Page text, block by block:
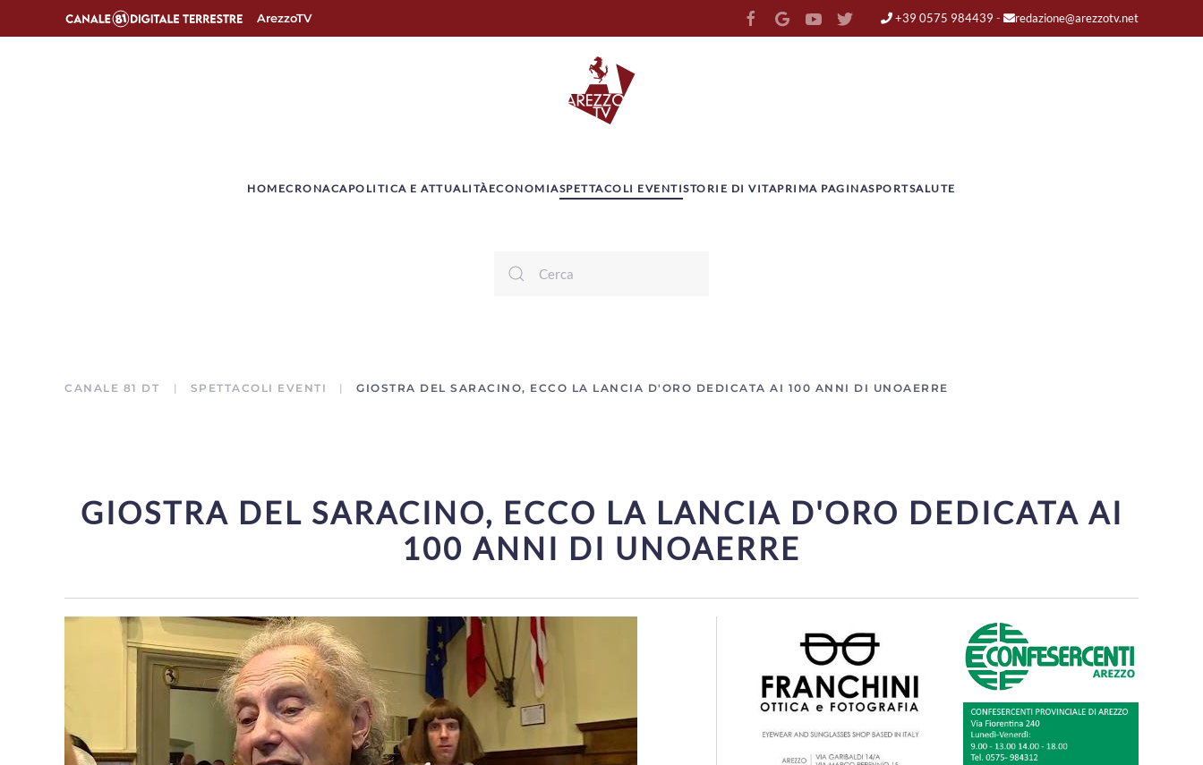
ArezzoTV +39 0575 984439 - redazione@arezzotv.net
­HOMECRONACAPOLITICA E ATTUALITÀECONOMIASPETTACOLI EVENTISTORIE DI VITAPRIMA PAGINASPORTSALUTE
CANALE 81 DT SPETTACOLI EVENTI GIOSTRA DEL SARACINO, ECCO LA LANCIA D'ORO DEDICATA AI 100 ANNI DI UNOAERRE
GIOSTRA DEL SARACINO, ECCO LA LANCIA D'ORO DEDICATA AI
100 ANNI DI UNOAERRE